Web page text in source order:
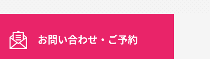
お問い合わせ・ご予約